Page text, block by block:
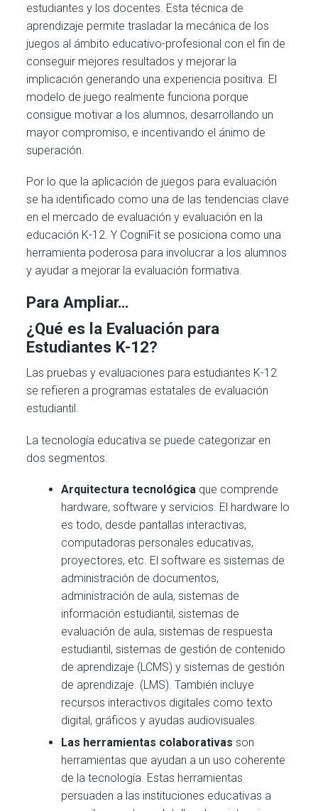
estudiantes y los docentes. Esta técnica de
aprendizaje permite trasladar la mecánica de los
juegos al ámbito educativo-profesional con el fin de
conseguir mejores resultados y mejorar la
implicación generando una experiencia positiva. El
modelo de juego realmente funciona porque
consigue motivar a los alumnos, desarrollando un
mayor compromiso, e incentivando el ánimo de
superación.
Por lo que la aplicación de juegos para evaluación
se ha identificado como una de las tendencias clave
en el mercado de evaluación y evaluación en la
educación K-12. Y CogniFit se posiciona como una
herramienta poderosa para involucrar a los alumnos
y ayudar a mejorar la evaluación formativa.
Para Ampliar…
¿Qué es la Evaluación para
Estudiantes K-12?
Las pruebas y evaluaciones para estudiantes K-12
se refieren a programas estatales de evaluación
estudiantil.
La tecnología educativa se puede categorizar en
dos segmentos:
Arquitectura tecnológica que comprende
hardware, software y servicios. El hardware lo
es todo, desde pantallas interactivas,
computadoras personales educativas,
proyectores, etc. El software es sistemas de
administración de documentos,
administración de aula, sistemas de
información estudiantil, sistemas de
evaluación de aula, sistemas de respuesta
estudiantil, sistemas de gestión de contenido
de aprendizaje (LCMS) y sistemas de gestión
de aprendizaje. (LMS). También incluye
recursos interactivos digitales como texto
digital, gráficos y ayudas audiovisuales.
Las herramientas colaborativasson
herramientas que ayudan a un uso coherente
de la tecnología. Estas herramientas
persuaden a las instituciones educativas a